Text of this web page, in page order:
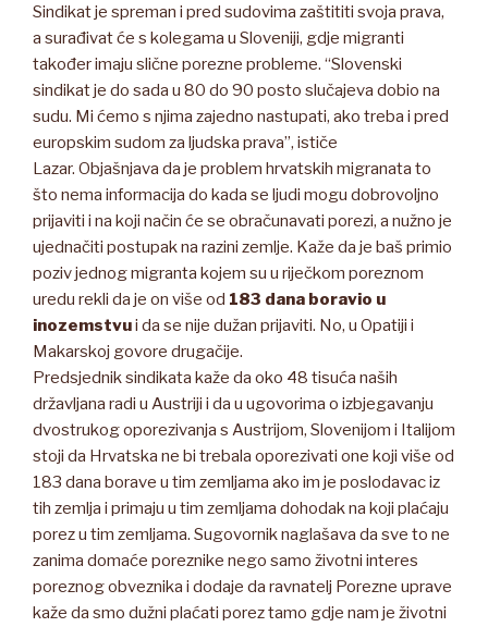
Sindikat je spreman i pred sudovima zaštititi svoja prava,
a surađivat će s kolegama u Sloveniji, gdje migranti
također imaju slične porezne probleme. “Slovenski
sindikat je do sada u 80 do 90 posto slučajeva dobio na
sudu. Mi ćemo s njima zajedno nastupati, ako treba i pred
europskim sudom za ljudska prava”, ističe
Lazar. Objašnjava da je problem hrvatskih migranata to
što nema informacija do kada se ljudi mogu dobrovoljno
prijaviti i na koji način će se obračunavati porezi, a nužno je
ujednačiti postupak na razini zemlje. Kaže da je baš primio
poziv jednog migranta kojem su u riječkom poreznom
uredu rekli da je on više od 183 dana boravio u
inozemstvui da se nije dužan prijaviti. No, u Opatiji i
Makarskoj govore drugačije.
Predsjednik sindikata kaže da oko 48 tisuća naših
državljana radi u Austriji i da u ugovorima o izbjegavanju
dvostrukog oporezivanja s Austrijom, Slovenijom i Italijom
stoji da Hrvatska ne bi trebala oporezivati one koji više od
183 dana borave u tim zemljama ako im je poslodavac iz
tih zemlja i primaju u tim zemljama dohodak na koji plaćaju
porez u tim zemljama. Sugovornik naglašava da sve to ne
zanima domaće poreznike nego samo životni interes
poreznog obveznika i dodaje da ravnatelj Porezne uprave
kaže da smo dužni plaćati porez tamo gdje nam je životni